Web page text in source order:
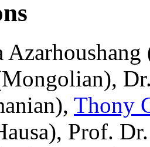
Thony
Prof.